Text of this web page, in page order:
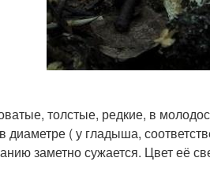
толстые, редкие, в
диаметре ( у гладыша,
заметно сужается. Цвет её